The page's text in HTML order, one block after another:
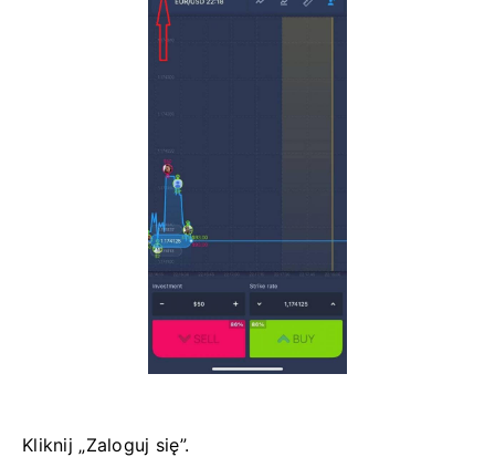
Kliknij „Zaloguj się”.